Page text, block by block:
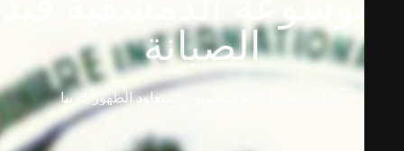
الصيانة
دامابيديا في إجازة للتطوير ... ستعاود الظهور قريباً